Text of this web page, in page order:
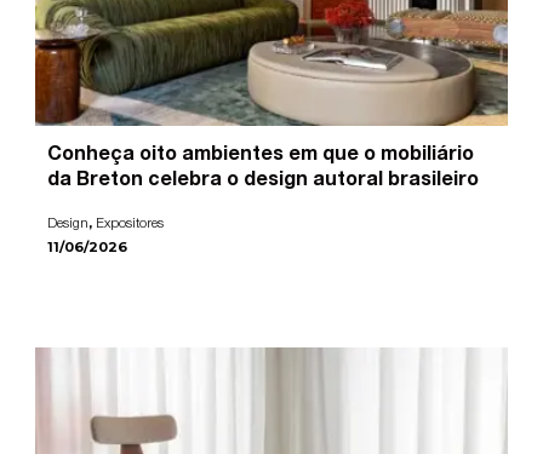
Conheça oito ambientes em que o mobiliário
da Breton celebra o design autoral brasileiro
Design, Expositores
11/06/2026